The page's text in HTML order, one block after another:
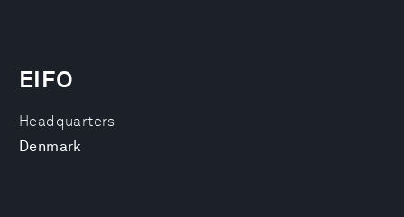
Headquarters
Denmark
EIFO